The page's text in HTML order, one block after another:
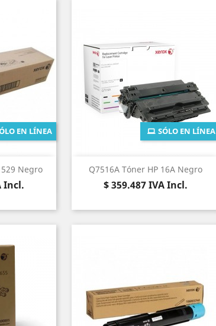
Negro
Incl.
EN LÍNEA
Q7516A Tóner HP 16A Negro
Precio
$ 359.487IVA Incl.
SÓLO EN LÍNEA
Vista rápida